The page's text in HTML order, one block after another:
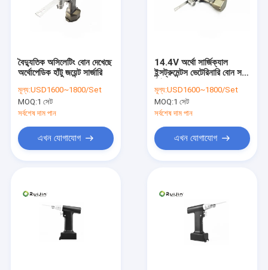
বৈদ্যুতিক অসিলেটিং বোন দেখেছে
অর্থোপেডিক হাঁটু জয়েন্ট সার্জারি
মূল্য:USD1600~1800/Set
MOQ:1 সেট
সর্বশেষ দাম পান
এখন যোগাযোগ
14.4V অর্থো সার্জিক্যাল
ইন্সট্রুমেন্টস ভেটেরিনারি বোন স
মূল্য:USD1600~1800/Set
MOQ:1 সেট
সর্বশেষ দাম পান
এখন যোগাযোগ